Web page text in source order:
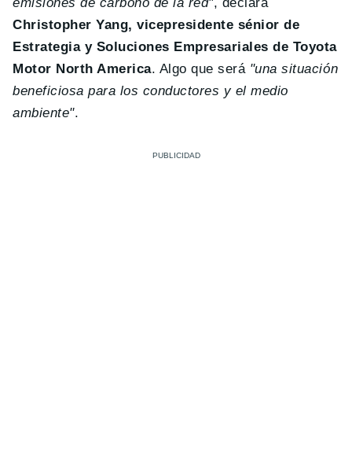
Christopher Yang, vicepresidente sénior de
Estrategia y Soluciones Empresariales de Toyota
Motor North America. Algo que será "una situación
beneficiosa para los conductores y el medio
ambiente".